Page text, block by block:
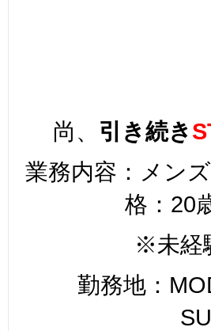
尚、 引き続き
業務内容：メン
格：20
※未経
勤務地：